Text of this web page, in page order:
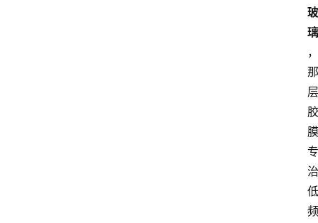
玻
璃
，
那
层
胶
膜
专
治
低
频